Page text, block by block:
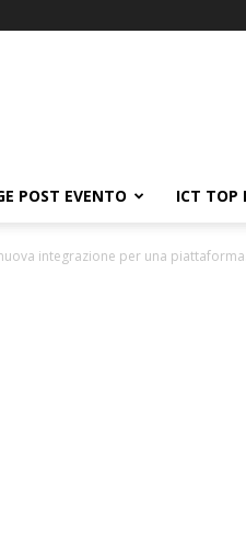
POST EVENTO ICT TOP
integrazione per una